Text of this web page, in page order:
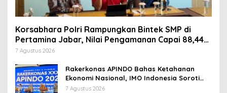
Korsabhara Polri Rampungkan Bintek SMP di
Pertamina Jabar, Nilai Pengamanan Capai 88,44
Persen
7 Agustus 2026
Rakerkonas APINDO Bahas Ketahanan
Ekonomi Nasional, IMO Indonesia Soroti
Pentingnya Kolaborasi Lintas Sektor
7 Agustus 2026